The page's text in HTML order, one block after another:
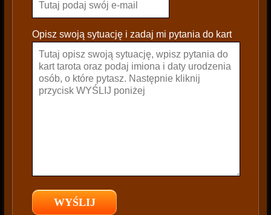
e
a
e
Opisz swoją sytuację i zadaj mi pytania do kart